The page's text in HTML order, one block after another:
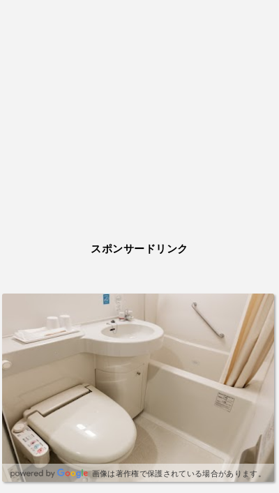
スポンサードリンク
画像は著作権で保護されている場合があります。